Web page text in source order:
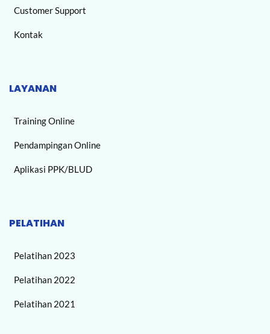
Customer Support
Kontak
LAYANAN
Training Online
Pendampingan Online
Aplikasi PPK/BLUD
PELATIHAN
Pelatihan 2023
Pelatihan 2022
Pelatihan 2021